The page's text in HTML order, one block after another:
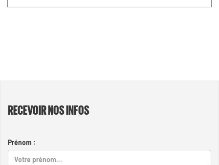
RECEVOIR NOS INFOS
Prénom :